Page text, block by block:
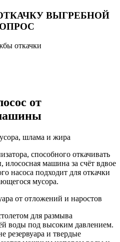
ВЫГРЕБНОЙ
откачки
от
шлама и жира
способного откачивать
илососная машина за счёт вдвое
насоса подходит для откачки
мусора.
от отложений и наростов
для размыва
воды под высоким давлением.
резервуара и твердые